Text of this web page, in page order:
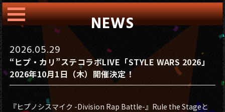
NEWS
2026.05.29
“ヒプ・カリ”ステコラボLIVE「STYLE WARS 2026」
2026年10月1日（木）開催決定！
『ヒプノシスマイク -Division Rap Battle-』Rule the Stageと